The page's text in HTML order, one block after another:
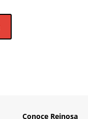
Conoce Reinosa